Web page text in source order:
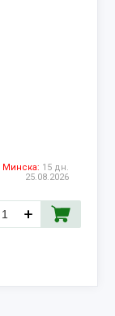
Минска: 15 дн.
25.08.2026